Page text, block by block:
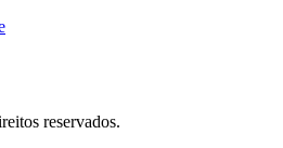
reservados.